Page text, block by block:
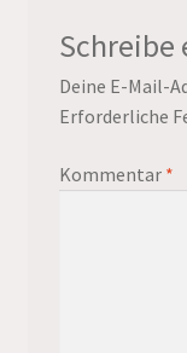
Schreibe
Deine E-Mail-
Erforderliche
Kommentar *